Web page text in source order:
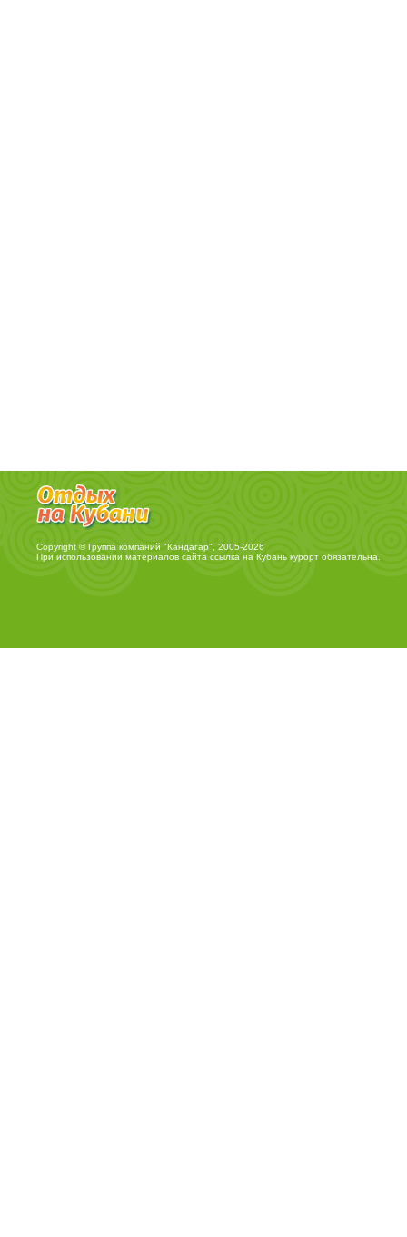
Copyright © Группа компаний "Кандагар", 2005-2026
При использовании материалов сайта ссылка на Кубань курортобязательна.